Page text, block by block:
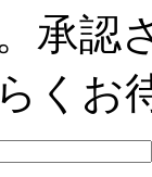
承認
くお